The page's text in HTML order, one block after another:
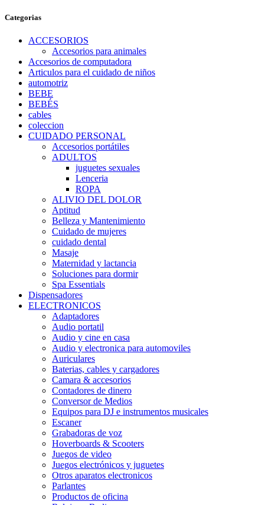
Categorias
ACCESORIOS
Accesorios para animales
Accesorios de computadora
Articulos para el cuidado de niños
automotriz
BEBE
BEBÉS
cables
coleccion
CUIDADO PERSONAL
Accesorios portátiles
ADULTOS
juguetes sexuales
Lenceria
ROPA
ALIVIO DEL DOLOR
Aptitud
Belleza y Mantenimiento
Cuidado de mujeres
cuidado dental
Masaje
Maternidad y lactancia
Soluciones para dormir
Spa Essentials
Dispensadores
ELECTRONICOS
Adaptadores
Audio portatil
Audio y cine en casa
Audio y electronica para automoviles
Auriculares
Baterias, cables y cargadores
Camara & accesorios
Contadores de dinero
Conversor de Medios
Equipos para DJ e instrumentos musicales
Escaner
Grabadoras de voz
Hoverboards & Scooters
Juegos de video
Juegos electrónicos y juguetes
Otros aparatos electronicos
Parlantes
Productos de oficina